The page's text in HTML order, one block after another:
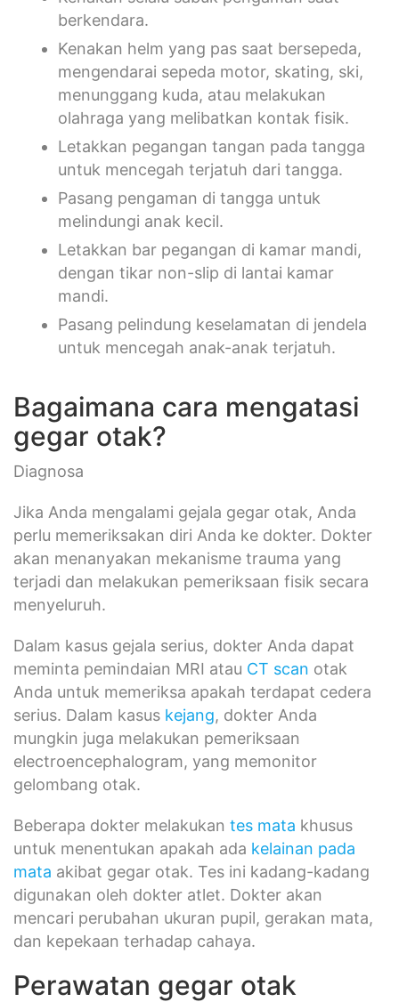
berkendara.
Kenakan helm yang pas saat bersepeda,
mengendarai sepeda motor, skating, ski,
menunggang kuda, atau melakukan
olahraga yang melibatkan kontak fisik.
Letakkan pegangan tangan pada tangga
untuk mencegah terjatuh dari tangga.
Pasang pengaman di tangga untuk
melindungi anak kecil.
Letakkan bar pegangan di kamar mandi,
dengan tikar non-slip di lantai kamar
mandi.
Pasang pelindung keselamatan di jendela
untuk mencegah anak-anak terjatuh.
Bagaimana cara mengatasi
gegar otak?
Diagnosa
Jika Anda mengalami gejala gegar otak, Anda
perlu memeriksakan diri Anda ke dokter. Dokter
akan menanyakan mekanisme trauma yang
terjadi dan melakukan pemeriksaan fisik secara
menyeluruh.
Dalam kasus gejala serius, dokter Anda dapat
meminta pemindaian MRI atau CT scan otak
Anda untuk memeriksa apakah terdapat cedera
serius. Dalam kasus kejang, dokter Anda
mungkin juga melakukan pemeriksaan
electroencephalogram, yang memonitor
gelombang otak.
Beberapa dokter melakukan tes mata khusus
untuk menentukan apakah ada kelainan pada
mata akibat gegar otak. Tes ini kadang-kadang
digunakan oleh dokter atlet. Dokter akan
mencari perubahan ukuran pupil, gerakan mata,
dan kepekaan terhadap cahaya.
Perawatan gegar otak